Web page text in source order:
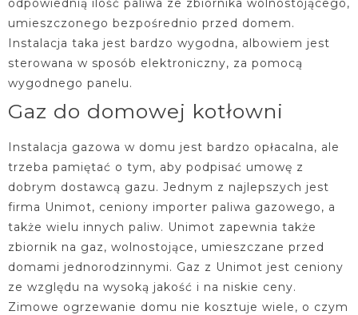
odpowiednią ilość paliwa ze zbiornika wolnostojącego,
umieszczonego bezpośrednio przed domem.
Instalacja taka jest bardzo wygodna, albowiem jest
sterowana w sposób elektroniczny, za pomocą
wygodnego panelu.
Gaz do domowej kotłowni
Instalacja gazowa w domu jest bardzo opłacalna, ale
trzeba pamiętać o tym, aby podpisać umowę z
dobrym dostawcą gazu. Jednym z najlepszych jest
firma Unimot, ceniony importer paliwa gazowego, a
także wielu innych paliw. Unimot zapewnia także
zbiornik na gaz, wolnostojące, umieszczane przed
domami jednorodzinnymi. Gaz z Unimot jest ceniony
ze względu na wysoką jakość i na niskie ceny.
Zimowe ogrzewanie domu nie kosztuje wiele, o czym